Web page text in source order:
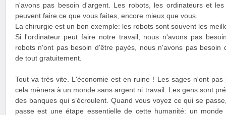
n'avons pas besoin d'argent. Les robots, les ordinateurs et les
peuvent faire ce que vous faites, encore mieux que vous.
La chirurgie est un bon exemple: les robots sont souvent les
Si l'ordinateur peut faire notre travail, nous n'avons pas
robots n'ont pas besoin d'être payés, nous n'avons pas besoin
de tout gratuitement.
Tout va très vite. L'économie est en ruine ! Les sages n'ont
cela mènera à un monde sans argent ni travail. Les gens sont
des banques qui s’écroulent. Quand vous voyez ce qui se
passe est une étape essentielle de cette humanité: un